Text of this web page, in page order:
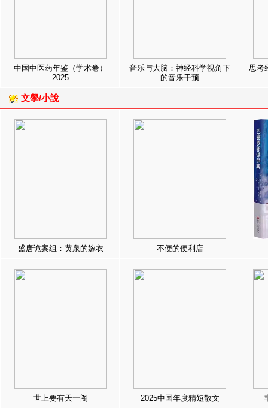
中国中医药年鉴（学术卷）
2025
音乐与大脑：神经科学视角下
的音乐干预
思考
文學/小說
盛唐诡案组：黄泉的嫁衣 不便的便利店
世上要有天一阁 2025中国年度精短散文